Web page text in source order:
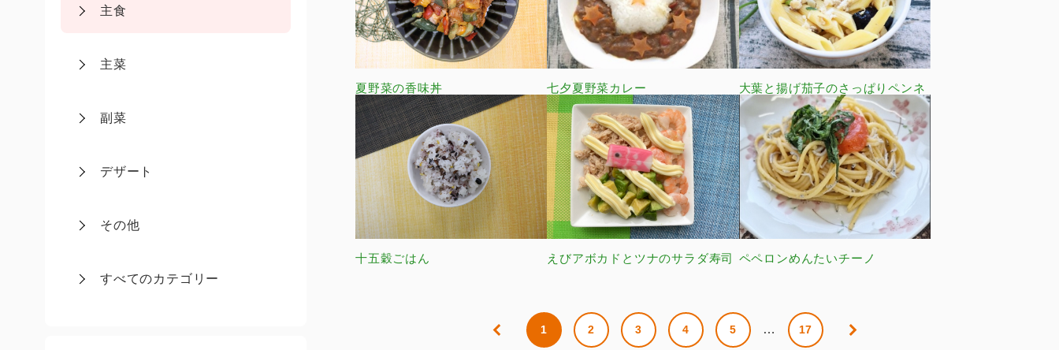
主食
主菜
副菜
デザート
その他
すべてのカテゴリー
夏野菜の香味丼 七夕夏野菜カレー 大葉と揚げ茄子のさっぱりペンネ
十五穀ごはん えびアボカドとツナのサラダ寿司 ペペロンめんたいチーノ
1 2 3 4 5 … 17